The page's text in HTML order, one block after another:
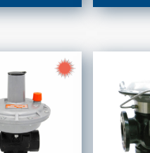
GUAINE
ESTENSIBILI E
TERMORETRAIBILI
LEGHE SALDANTI
POMPE SCALDA
MASSETTI